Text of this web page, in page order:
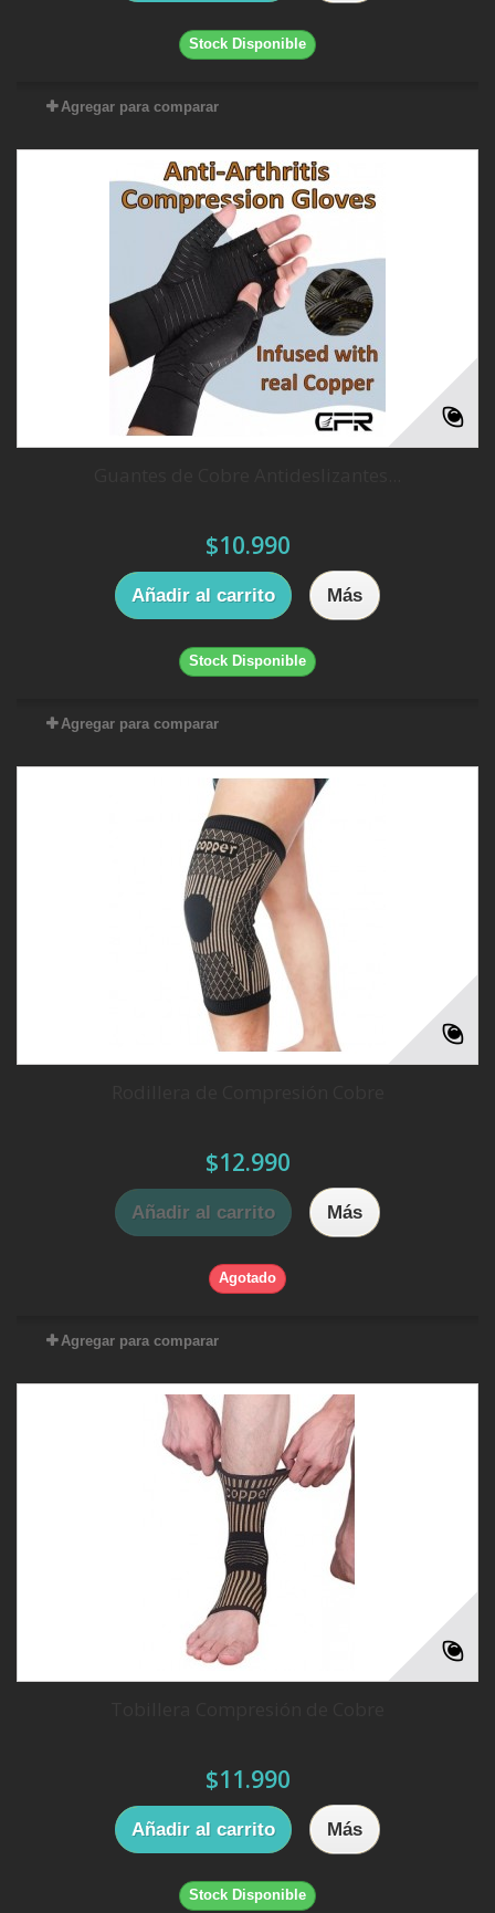
Stock Disponible
Agregar para comparar
$10.990
Añadir al carrito Más
Stock Disponible
Agregar para comparar
$12.990
Añadir al carrito Más
Agotado
Agregar para comparar
$11.990
Añadir al carrito Más
Stock Disponible